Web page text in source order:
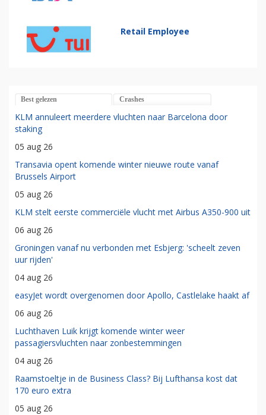
Retail Employee
Best gelezen Crashes
KLM annuleert meerdere vluchten naar Barcelona door
staking
05 aug 26
Transavia opent komende winter nieuwe route vanaf
Brussels Airport
05 aug 26
KLM stelt eerste commerciële vlucht met Airbus A350-900 uit
06 aug 26
Groningen vanaf nu verbonden met Esbjerg: 'scheelt zeven
uur rijden'
04 aug 26
easyJet wordt overgenomen door Apollo, Castlelake haakt af
06 aug 26
Luchthaven Luik krijgt komende winter weer
passagiersvluchten naar zonbestemmingen
04 aug 26
Raamstoeltje in de Business Class? Bij Lufthansa kost dat
170 euro extra
05 aug 26